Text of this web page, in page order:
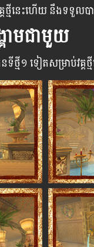
មីនេះហើយ​ នឹងទទួលប
ាម​ជាមួយ
ទីថ្មី​១ ទៀត​សម្រាប់​វគ្គ​